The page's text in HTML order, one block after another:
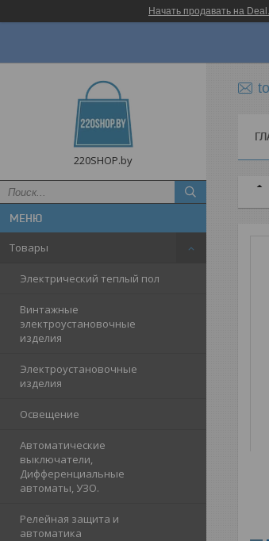
Начать продавать на
220SHOP.by
Товары
Электрический теплый пол
Винтажные
электроустановочные
изделия
Электроустановочные
изделия
Освещение
Автоматические
выключатели,
Дифференциальные
автоматы, УЗО.
Релейная защита и
автоматика